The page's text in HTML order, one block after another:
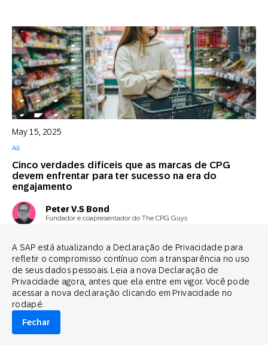
Cinco verdades difíceis que as marcas de CPG
devem enfrentar para ter sucesso na era do
engajamento
May 15, 2025
All
Peter V.S Bond
Fundador e coapresentador do The CPG Guys
A SAP está atualizando a Declaração de Privacidade para
refletir o compromisso contínuo com a transparência no uso
de seus dados pessoais. Leia a nova Declaração de
Privacidade agora, antes que ela entre em vigor. Você pode
acessar a nova declaração clicando em Privacidade no
rodapé.
Fechar